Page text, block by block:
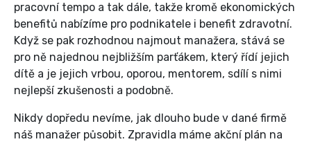
pracovní tempo a tak dále, takže kromě ekonomických
benefitů nabízíme pro podnikatele i benefit zdravotní.
Když se pak rozhodnou najmout manažera, stává se
pro ně najednou nejbližším parťákem, který řídí jejich
dítě a je jejich vrbou, oporou, mentorem, sdílí s nimi
nejlepší zkušenosti a podobně.
Nikdy dopředu nevíme, jak dlouho bude v dané firmě
náš manažer působit. Zpravidla máme akční plán na